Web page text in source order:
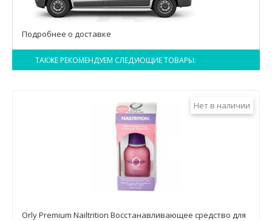
Подробнее о доставке
ТАКЖЕ РЕКОМЕНДУЕМ СЛЕДУЮЩИЕ ТОВАРЫ:
Нет в наличии
Orly Premium Nailtrition Восстанавливающее средство для